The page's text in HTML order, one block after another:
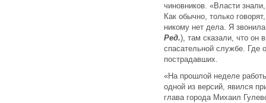
чиновников. «Власти
Как обычно, только
никому нет дела. Я
Ред.), там сказали, что он
спасательной службе. Где
пострадавших.
«На прошлой неделе
одной из версий, явился
глава города Михаил